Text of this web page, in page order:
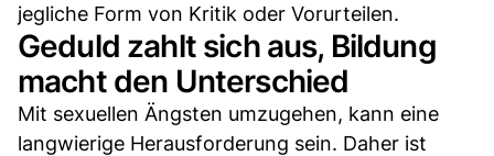
jegliche Form von Kritik oder Vorurteilen.
Geduld zahlt sich aus, Bildung
macht den Unterschied
Mit sexuellen Ängsten umzugehen, kann eine
langwierige Herausforderung sein. Daher ist